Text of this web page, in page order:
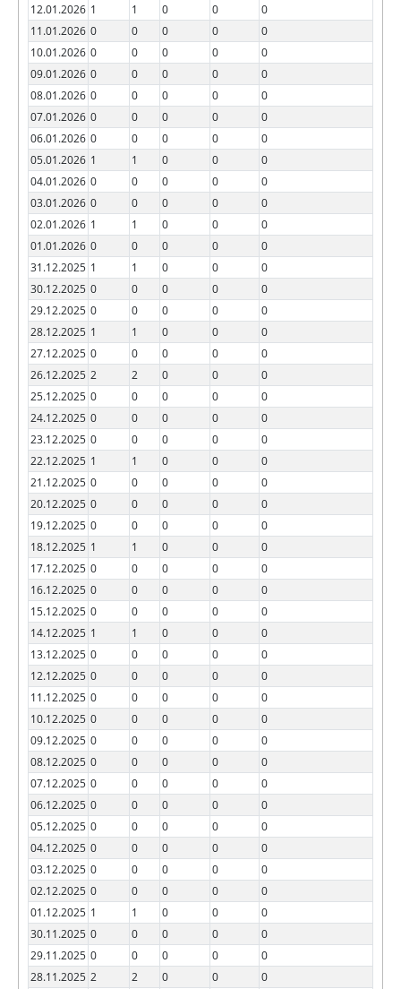
12.01.2026 1 1 0 0
0
11.01.2026 0 0 0 0
0
10.01.2026 0 0 0 0
0
09.01.2026 0 0 0 0
0
08.01.2026 0 0 0 0
0
07.01.2026 0 0 0 0
0
06.01.2026 0 0 0 0
0
05.01.2026 1 1 0 0
0
04.01.2026 0 0 0 0
0
03.01.2026 0 0 0 0
0
02.01.2026 1 1 0 0
0
01.01.2026 0 0 0 0
0
31.12.2025 1 1 0 0
0
30.12.2025 0 0 0 0
0
29.12.2025 0 0 0 0
0
28.12.2025 1 1 0 0
0
27.12.2025 0 0 0 0
0
26.12.2025 2 2 0 0
0
25.12.2025 0 0 0 0
0
24.12.2025 0 0 0 0
0
23.12.2025 0 0 0 0
0
22.12.2025 1 1 0 0
0
21.12.2025 0 0 0 0
0
20.12.2025 0 0 0 0
0
19.12.2025 0 0 0 0
0
18.12.2025 1 1 0 0
0
17.12.2025 0 0 0 0
0
16.12.2025 0 0 0 0
0
15.12.2025 0 0 0 0
0
14.12.2025 1 1 0 0
0
13.12.2025 0 0 0 0
0
12.12.2025 0 0 0 0
0
11.12.2025 0 0 0 0
0
10.12.2025 0 0 0 0
0
09.12.2025 0 0 0 0
0
08.12.2025 0 0 0 0
0
07.12.2025 0 0 0 0
0
06.12.2025 0 0 0 0
0
05.12.2025 0 0 0 0
0
04.12.2025 0 0 0 0
0
03.12.2025 0 0 0 0
0
02.12.2025 0 0 0 0
0
01.12.2025 1 1 0 0
0
30.11.2025 0 0 0 0
0
29.11.2025 0 0 0 0
0
28.11.2025 2 2 0 0 0